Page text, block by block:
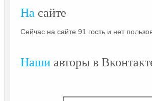
На сайте
Сейчас на сайте 91 гость и нет
Наши авторы в